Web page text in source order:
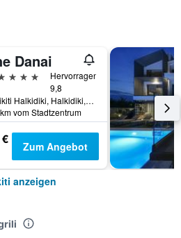
Danai
Hervorragend
9,8
1 Nikiti Halkidiki, Halkidiki, Nikiti, Griechenland
vom Stadtzentrum
Zum Angebot
anzeigen